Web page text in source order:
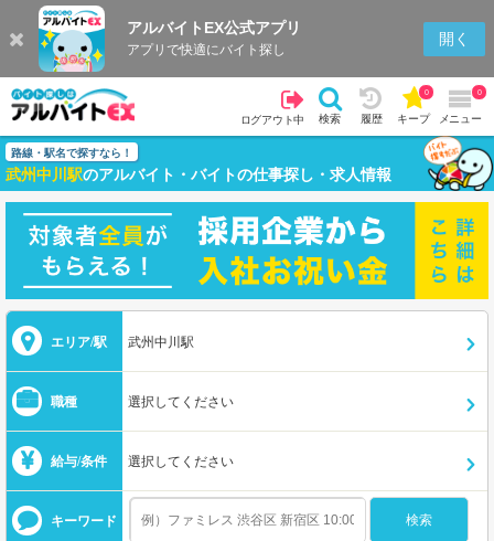
アルバイトEX公式アプリ
アプリで快適にバイト探し
開く
ログアウト中 検索 履歴 キープ
0
メニュー
0
路線・駅名で探すなら！
武州中川駅のアルバイト・バイトの仕事探し・求人情報
エリア/駅 武州中川駅
職種 選択してください
給与/条件 選択してください
キーワード